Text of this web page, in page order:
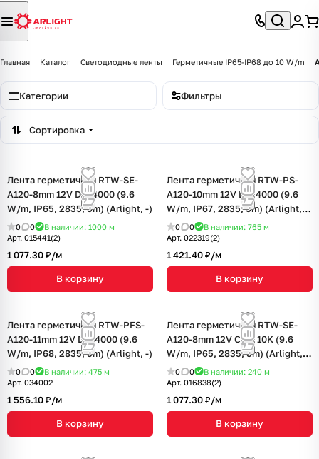
Главная Каталог Светодиодные ленты Герметичные IP65-IP68 до 10 W/m
Категории Фильтры
Сортировка
Лента герметичная RTW-SE-
A120-8mm 12V Day4000 (9.6
W/m, IP65, 2835, 5m) (Arlight, -)
0 0 В наличии: 1000 м
Арт. 015441(2)
1 077.30 ₽/м
В корзину
Лента герметичная RTW-PS-
A120-10mm 12V Day4000 (9.6
W/m, IP67, 2835, 5m) (Arlight,
9.6 Вт/м, IP67)
0 0 В наличии: 765 м
Арт. 022319(2)
1 421.40 ₽/м
В корзину
Лента герметичная RTW-PFS-
A120-11mm 12V Day4000 (9.6
W/m, IP68, 2835, 5m) (Arlight, -)
0 0 В наличии: 475 м
Арт. 034002
1 556.10 ₽/м
В корзину
Лента герметичная RTW-SE-
A120-8mm 12V Cool 10K (9.6
W/m, IP65, 2835, 5m) (Arlight,
9.6 Вт/м, IP65)
0 0 В наличии: 240 м
Арт. 016838(2)
1 077.30 ₽/м
В корзину